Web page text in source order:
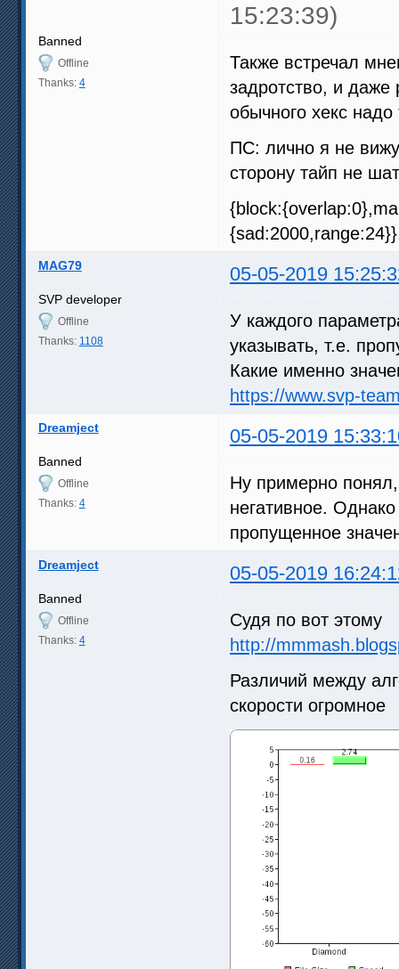
15:23:39)
Banned
Offline
Thanks: 4
Также встречал
задротство, и
обычного хекс
ПС: лично я не вижу
сторону тайп не
MAG79 05-05-2019
SVP developer
Offline
Thanks: 1108
У каждого
указывать, т.е.
Какие именно
https://www.svp-
Dreamject 05-05-2019
Banned
Offline
Thanks: 4
Ну примерно
негативное.
пропущенное
Dreamject 05-05-2019
Banned
Offline
Thanks: 4
Судя по вот этому
http://
Различий между
скорости огромное